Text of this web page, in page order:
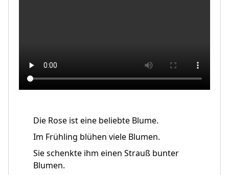
Die Rose ist eine beliebte Blume.
Im Frühling blühen viele Blumen.
Sie schenkte ihm einen Strauß bunter
Blumen.